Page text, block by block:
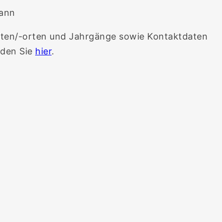
orten und Jahrgänge sowie Kontaktdaten
Sie hier.